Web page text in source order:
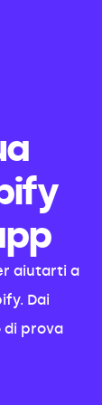
aiutarti a
Dai
prova